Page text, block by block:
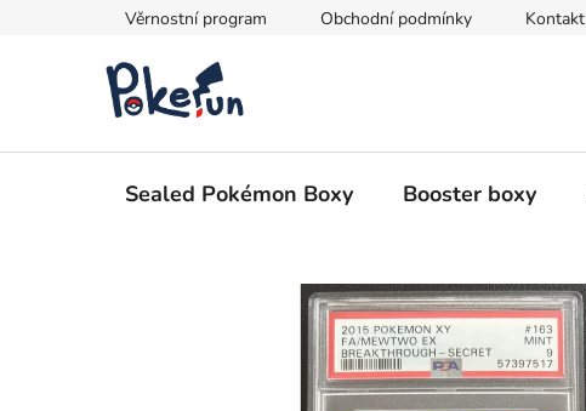
Věrnostní program Obchodní podmínky Kontakt
Sealed Pokémon Boxy Booster boxy